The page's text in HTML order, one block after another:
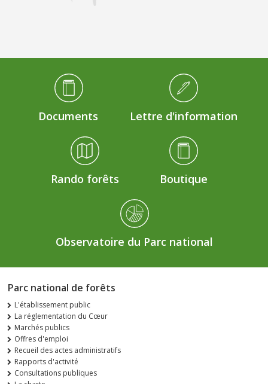
Médiathèque Footer
Documents Lettre d'information
Rando forêts Boutique
Observatoire du Parc national
Parc national de forêts
L'établissement public
La réglementation du Cœur
Marchés publics
Offres d'emploi
Recueil des actes administratifs
Rapports d'activité
Consultations publiques